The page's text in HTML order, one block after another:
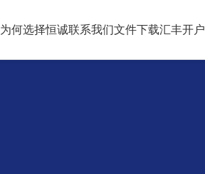
为何选择恒诚联系我们文件下载汇丰开户